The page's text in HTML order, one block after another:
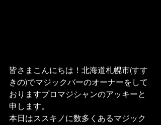
皆さまこんにちは！北海道札幌市(すす
きの)でマジックバーのオーナーをして
おりますプロマジシャンのアッキーと
申します。
本日はススキノに数多くあるマジック